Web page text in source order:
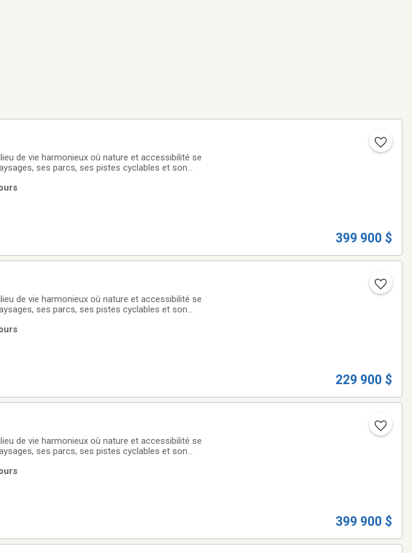
de vie harmonieux où nature et accessibilité se
ses parcs, ses pistes cyclables et son
399 900 $
de vie harmonieux où nature et accessibilité se
ses parcs, ses pistes cyclables et son
229 900 $
de vie harmonieux où nature et accessibilité se
ses parcs, ses pistes cyclables et son
399 900 $